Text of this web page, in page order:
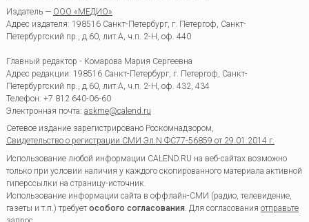
Издатель — ООО «МЕДИО»
Адрес издателя: 198516 Санкт-Петербург, г. Петергоф, Санкт-
Петербургский пр., д.60, лит.А, ч.п. 2-Н, оф. 440
Главный редактор - Комарова Мария Сергеевна
Адрес редакции: 198516 Санкт-Петербург, г. Петергоф Санкт-
Петербургский пр., д.60, лит.А, ч.п. 2-Н, оф. 432, 434
Телефон: +7 812 640-06-60
Электронная почта: askme@calend.ru
Сетевое издание зарегистрировано Роскомнадзором,
Свидетельство о регистрации СМИ Эл.N ФС77-56859 от 29.01.2014 г.
Использование любой информации CALEND.RU на веб-сайтах возможно
только при условии наличия у каждого скопированного материала активной
гиперссылки на страницу-источник.
Использование информации сайта в оффлайн-СМИ (радио, телевидение,
газеты и т.п.) требуетособого согласования. Для согласования отправьте